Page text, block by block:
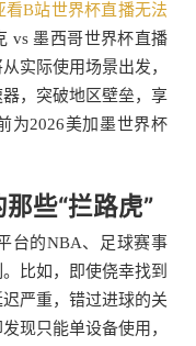
看B站世界杯直播无法
vs 墨西哥世界杯直播
实际使用场景出发，
，突破地区壁垒，享
为2026美加墨世界杯
些“拦路虎”
台的NBA、足球赛事
比如，即使侥幸找到
严重，错过进球的关
现只能单设备使用，